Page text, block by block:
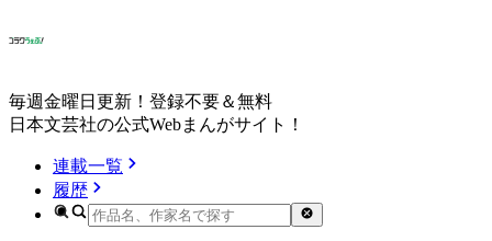
毎週金曜日更新！登録不要＆無料
日本文芸社の公式Webまんがサイト！
連載一覧
履歴